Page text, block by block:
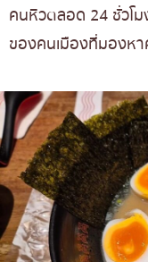
คนหิวตลอด 24 ชั่วโม
ของคนเมืองที่มองห